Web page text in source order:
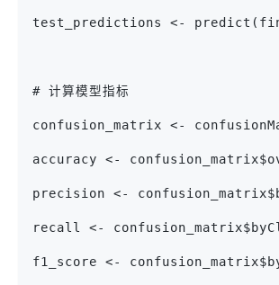
test_predictions <-
# 计算模型指标
confusion_matrix <-
accuracy <-
precision <-
recall <-
f1_score <-